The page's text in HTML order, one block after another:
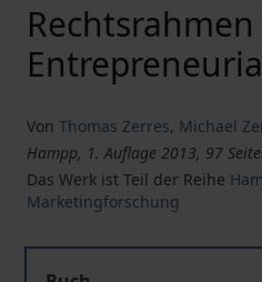
Von Thomas Zerres, Michael
Hampp, 1. Auflage 2013, 97
Das Werk ist Teil der Reihe
Marketingforschung